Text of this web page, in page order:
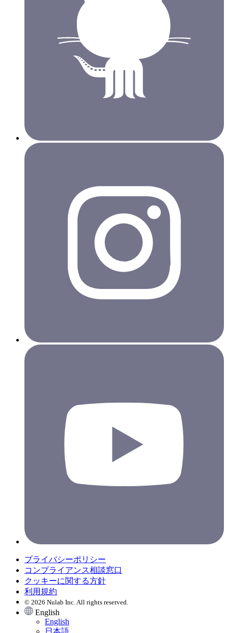
プライバシーポリシー
コンプライアンス相談窓口
クッキーに関する方針
利用規約
© 2026 Nulab Inc. All rights reserved.
English
English
日本語